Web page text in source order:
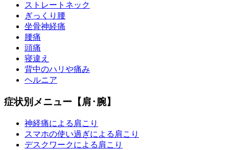
ストレートネック
ぎっくり腰
坐骨神経痛
腰痛
頭痛
寝違え
背中のハリや痛み
ヘルニア
症状別メニュー【肩･腕】
神経痛による肩こり
スマホの使い過ぎによる肩こり
デスクワークによる肩こり